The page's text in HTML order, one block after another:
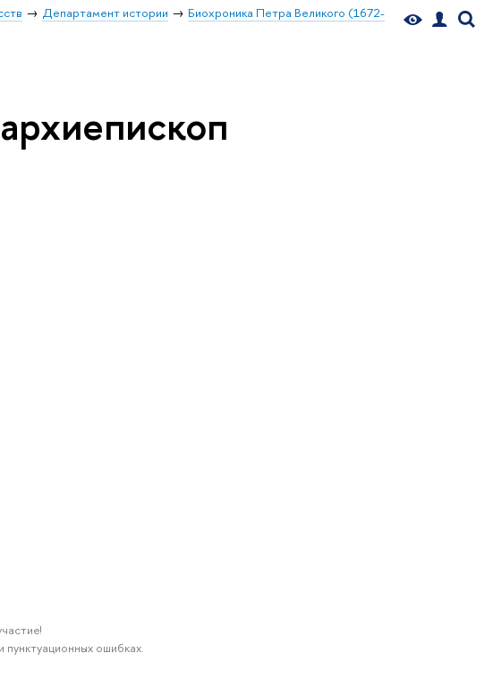
Департамент истории
Биохроника Петра Великого (1672-
ошибках.